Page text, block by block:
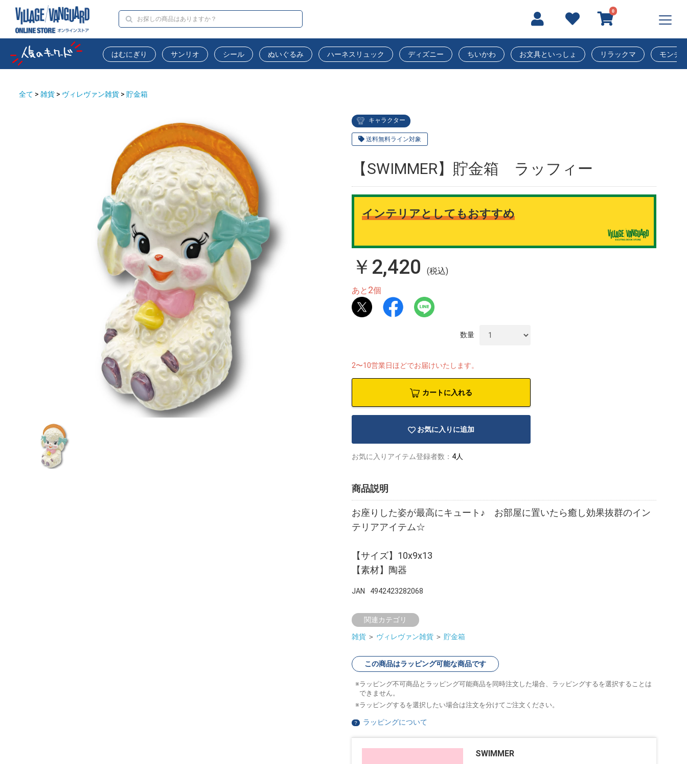
0
はむにぎり サンリオ シール ぬいぐるみ ハーネスリュック ディズニー ちいかわ お文具といっしょ リラックマ モンチ
全て > 雑貨 > ヴィレヴァン雑貨 > 貯金箱
キャラクター
送料無料ライン対象
【SWIMMER】貯金箱 ラッフィー
インテリアとしてもおすすめ
￥2,420
(税込)
あと 2個
数量
2〜10営業日ほどでお届けいたします。
カートに入れる
お気に入りに追加
お気に入りアイテム登録者数： 4人
商品説明
お座りした姿が最高にキュート♪ お部屋に置いたら癒し効果抜群のイン
テリアアイテム☆
【サイズ】10x9x13
【素材】陶器
JAN 4942423282068
関連カテゴリ
雑貨 ＞ ヴィレヴァン雑貨 ＞ 貯金箱
この商品はラッピング可能な商品です
ラッピング不可商品とラッピング可能商品を同時注文した場合、ラッピングするを選択することは
できません。
ラッピングするを選択したい場合は注文を分けてご注文ください。
？ ラッピングについて
SWIMMER